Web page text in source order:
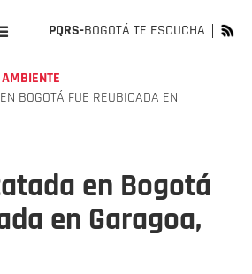
PQRS-BOGOTÁ TE ESCUCHA
AMBIENTE
BOGOTÁ FUE REUBICADA EN
en Bogotá
en Garagoa,